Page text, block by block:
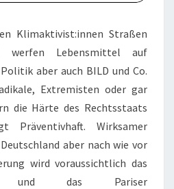
Klimaktivist:innen Straßen
werfen Lebensmittel auf
aber auch BILD und Co.
Extremisten oder gar
die Härte des Rechtsstaats
Präventivhaft. Wirksamer
aber nach wie vor
wird voraussichtlich das
und das Pariser